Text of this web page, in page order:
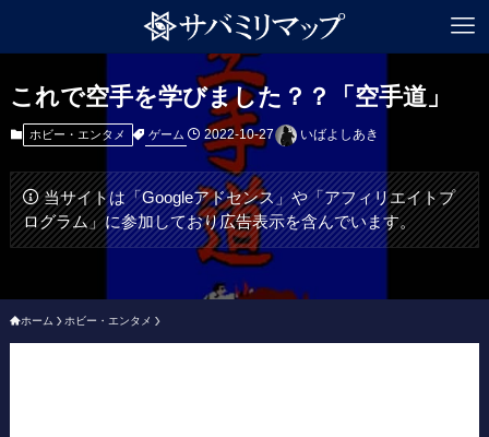
これで空手を学びました？？「空手道」
ホビー・エンタメ ゲーム 2022-10-27 いばよしあき
当サイトは「Googleアドセンス」や「アフィリエイトプ
ログラム」に参加しており広告表示を含んでいます。
ホーム ホビー・エンタメ